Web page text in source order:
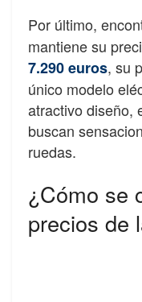
Por último,
mantiene su
7.290 euros, su
único modelo
atractivo diseño,
buscan
ruedas.
¿Cómo se
precios de